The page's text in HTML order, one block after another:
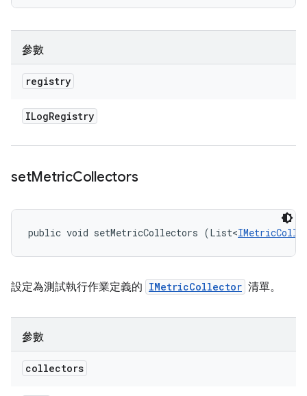
參數
registry
ILogRegistry
setMetricCollectors
public void setMetricCollectors (List<
設定為測試執行作業定義的 IMetricCollector 清單。
參數
collectors